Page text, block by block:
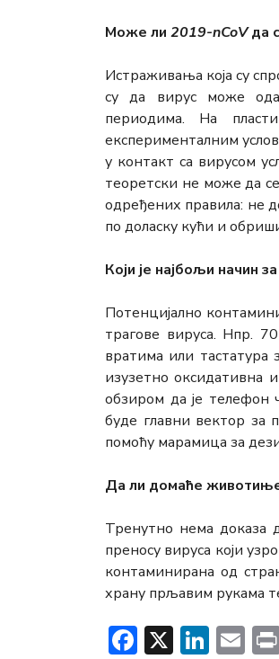
Може ли 2019-nCoVда
Истраживања која су
су да вирус може
периодима. На
експерименталним
у контакт са вирусом
теоретски не може да
одређених правила: не
по доласку кући и
Који је најбољи начин
Потенцијално
трагове вируса. Нпр.
вратима или тастатура
изузетно оксидативна
обзиром да је
буде главни вектор за
помоћу марамица за
Да ли домаће
Тренутно нема доказа
преносу вируса који
контаминирана од
храну прљавим рукама
Facebook
X